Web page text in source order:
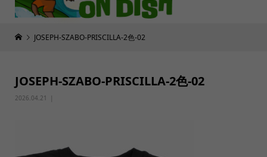
JOSEPH-SZABO-PRISCILLA-2色-02
JOSEPH-SZABO-PRISCILLA-2色-02
2026.04.21